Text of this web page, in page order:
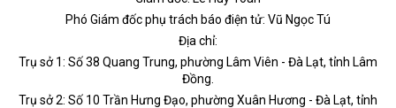
Phó Giám đốc phụ trách báo điện tử: Vũ Ngọc Tú
Địa chỉ:
Trụ sở 1: Số 38 Quang Trung, phường Lâm Viên - Đà Lạt, tỉnh Lâm
Đồng.
Trụ sở 2: Số 10 Trần Hưng Đạo, phường Xuân Hương - Đà Lạt, tỉnh